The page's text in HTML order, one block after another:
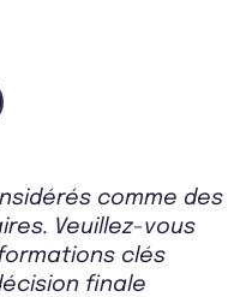
comme des
Veuillez-vous
clés
finale